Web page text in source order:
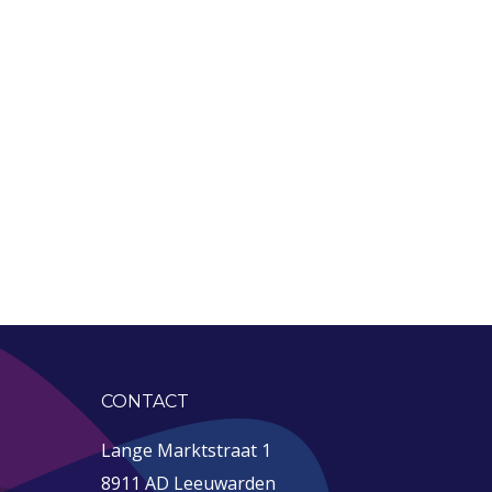
CONTACT
Lange Marktstraat 1
8911 AD Leeuwarden